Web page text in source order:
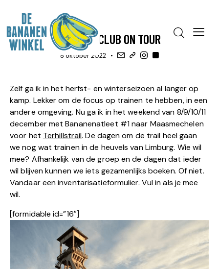
EVENEMENTEN
BANANENCLUB ON TOUR
8 oktober 2022
Zelf ga ik in het herfst- en winterseizoen al langer op
kamp. Lekker om de focus op trainen te hebben, in een
andere omgeving. Nu ga ik in het weekend van 8/9/10/11
december met Bananenatleet #1 naar Maasmechelen
voor het Terhillstrail. De dagen om de trail heel gaan
we nog wat trainen in de heuvels van Limburg. Wie wil
mee? Afhankelijk van de groep en de dagen dat ieder
wil blijven kunnen we iets gezamenlijks boeken. Of niet.
Vandaar een inventarisatieformulier. Vul in als je mee
wil.
[formidable id=”16″]